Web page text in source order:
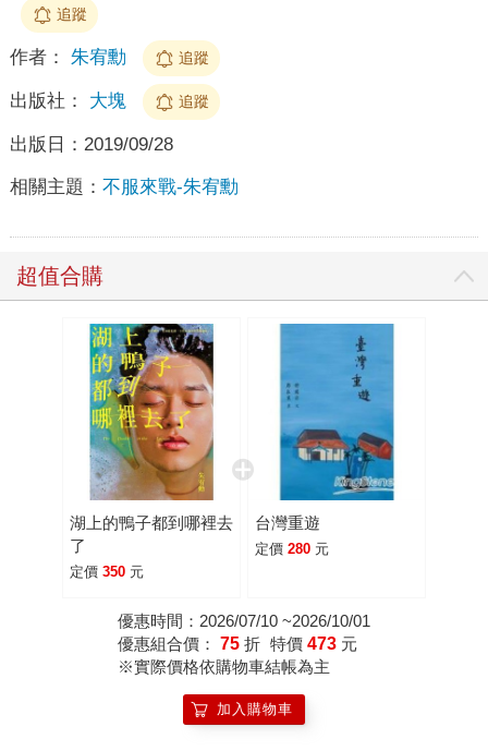
追蹤
作者： 朱宥勳 追蹤
出版社： 大塊 追蹤
出版日： 2019/09/28
相關主題： 不服來戰-朱宥勳
超值合購
湖上的鴨子都到哪裡去
了
定價 350 元
台灣重遊
定價 280 元
優惠時間：2026/07/10 ~2026/10/01
優惠組合價： 75 折 特價 473 元
※實際價格依購物車結帳為主
加入購物車